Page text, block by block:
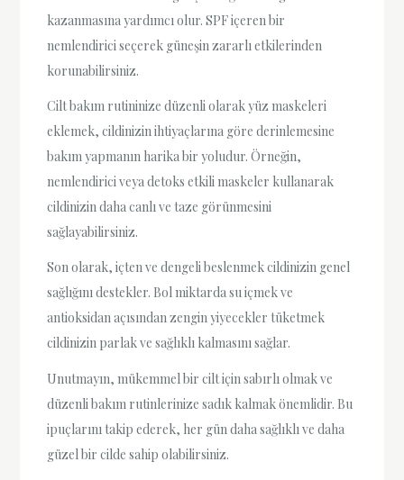
kazanmasına yardımcı olur. SPF içeren bir
nemlendirici seçerek güneşin zararlı etkilerinden
korunabilirsiniz.
Cilt bakım rutininize düzenli olarak yüz maskeleri
eklemek, cildinizin ihtiyaçlarına göre derinlemesine
bakım yapmanın harika bir yoludur. Örneğin,
nemlendirici veya detoks etkili maskeler kullanarak
cildinizin daha canlı ve taze görünmesini
sağlayabilirsiniz.
Son olarak, içten ve dengeli beslenmek cildinizin genel
sağlığını destekler. Bol miktarda su içmek ve
antioksidan açısından zengin yiyecekler tüketmek
cildinizin parlak ve sağlıklı kalmasını sağlar.
Unutmayın, mükemmel bir cilt için sabırlı olmak ve
düzenli bakım rutinlerinize sadık kalmak önemlidir. Bu
ipuçlarını takip ederek, her gün daha sağlıklı ve daha
güzel bir cilde sahip olabilirsiniz.